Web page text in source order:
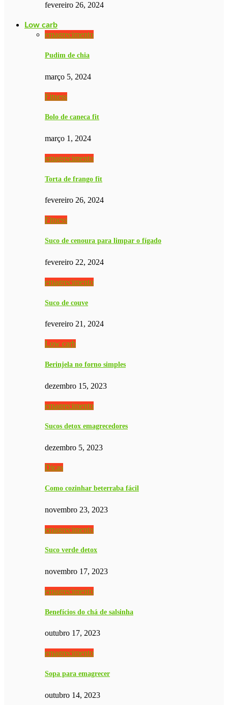
fevereiro 26, 2024
Low carb
emagrecimento
Pudim de chia
março 5, 2024
Fitness
Bolo de caneca fit
março 1, 2024
emagrecimento
Torta de frango fit
fevereiro 26, 2024
Fitness
Suco de cenoura para limpar o fígado
fevereiro 22, 2024
emagrecimento
Suco de couve
fevereiro 21, 2024
Low carb
Berinjela no forno simples
dezembro 15, 2023
emagrecimento
Sucos detox emagrecedores
dezembro 5, 2023
Dicas
Como cozinhar beterraba fácil
novembro 23, 2023
emagrecimento
Suco verde detox
novembro 17, 2023
emagrecimento
Benefícios do chá de salsinha
outubro 17, 2023
emagrecimento
Sopa para emagrecer
outubro 14, 2023